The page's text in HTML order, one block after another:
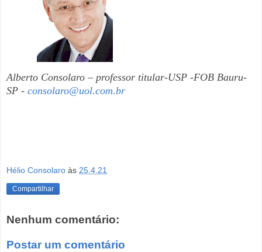
Alberto Consolaro – professor titular-USP -FOB Bauru-
SP - consolaro@uol.com.br
Hélio Consolaro às 25.4.21
Compartilhar
Nenhum comentário:
Postar um comentário